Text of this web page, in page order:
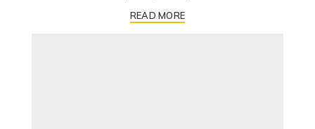
READ MORE